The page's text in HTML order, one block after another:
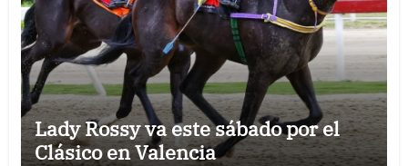
Lady Rossy va este sábado por el
Clásico en Valencia